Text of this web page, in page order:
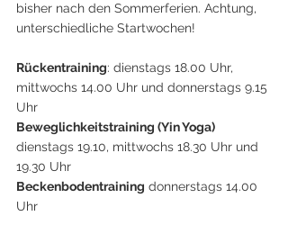
bisher nach den Sommerferien. Achtung,
unterschiedliche Startwochen!
Rückentraining: dienstags 18.00 Uhr,
mittwochs 14.00 Uhr und donnerstags 9.15
Uhr
Beweglichkeitstraining (Yin Yoga)
dienstags 19.10, mittwochs 18.30 Uhr und
19.30 Uhr
Beckenbodentraining donnerstags 14.00
Uhr